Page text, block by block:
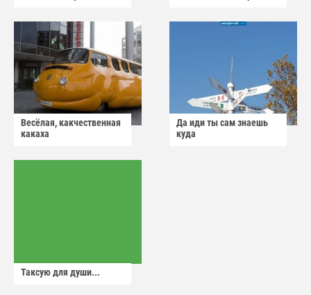
Весёлая, какчественная
какаха
Да иди ты сам знаешь
куда
Таксую для души...